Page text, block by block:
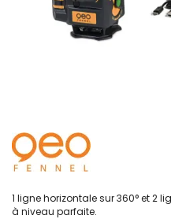
1 ligne horizontale sur 360° et 2
à niveau parfaite.